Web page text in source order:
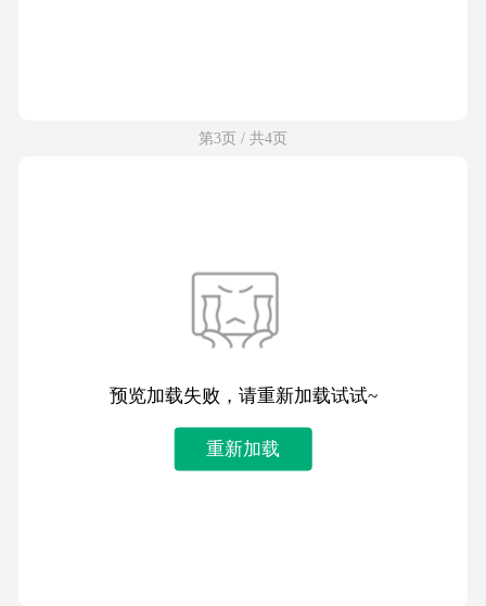
第3页 / 共4页
预览加载失败，请重新加载试试~
重新加载